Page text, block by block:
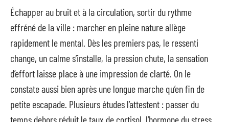
Échapper au bruit et à la circulation, sortir du rythme
effréné de la ville : marcher en pleine nature allège
rapidement le mental. Dès les premiers pas, le ressenti
change, un calme s’installe, la pression chute, la sensation
d’effort laisse place à une impression de clarté. On le
constate aussi bien après une longue marche qu’en fin de
petite escapade. Plusieurs études l’attestent : passer du
temps dehors réduit le taux de cortisol, l’hormone du stress,